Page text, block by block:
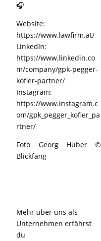
🎧
Website:
https://www.lawfirm.at/
LinkedIn:
https://www.linkedin.co
m/company/gpk-pegger-
kofler-partner/
Instagram:
https://www.instagram.c
om/gpk_pegger_kofler_pa
rtner/
Foto Georg Huber ©
Blickfang
Mehr über uns als
Unternehmen erfährst
du